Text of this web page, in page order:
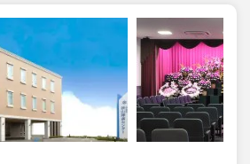
深夜・早朝を問わずいつでもご
受付対応しております。